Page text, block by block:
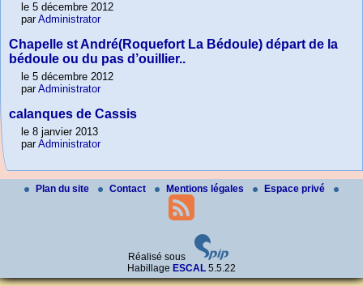
le 5 décembre 2012
parAdministrator
Chapelle st André(Roquefort La Bédoule) départ de la
bédoule ou du pas d’ouillier..
le 5 décembre 2012
parAdministrator
calanques de Cassis
le 8 janvier 2013
parAdministrator
Plan du site Contact Mentions légales Espace privé
Réalisé sous
Habillage ESCAL 5.5.22